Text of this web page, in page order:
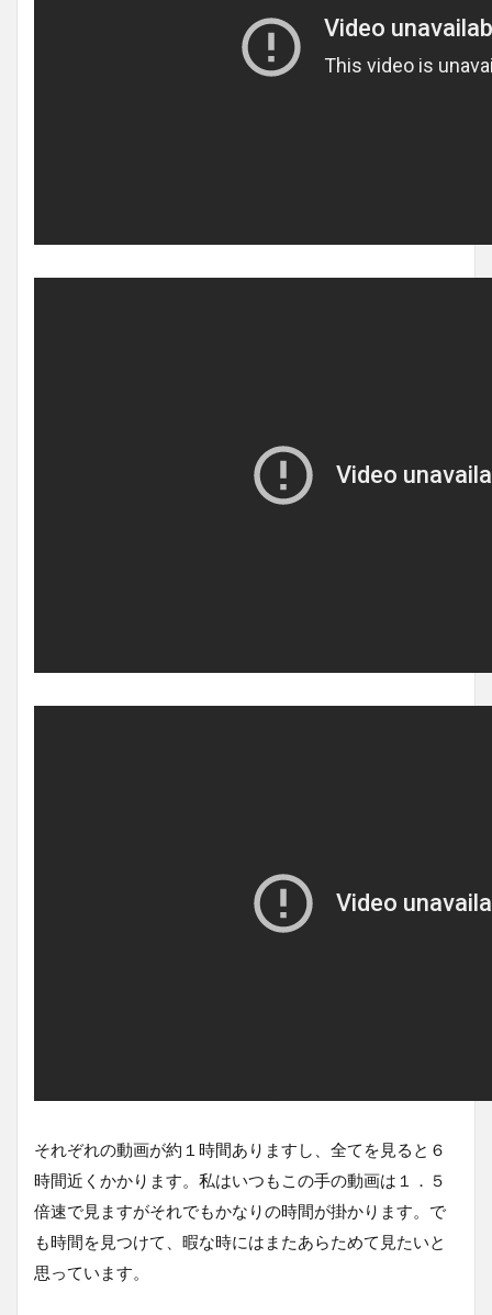
それぞれの動画が約１時間ありますし、全てを見ると６
時間近くかかります。私はいつもこの手の動画は１．５
倍速で見ますがそれでもかなりの時間が掛かります。で
も時間を見つけて、暇な時にはまたあらためて見たいと
思っています。